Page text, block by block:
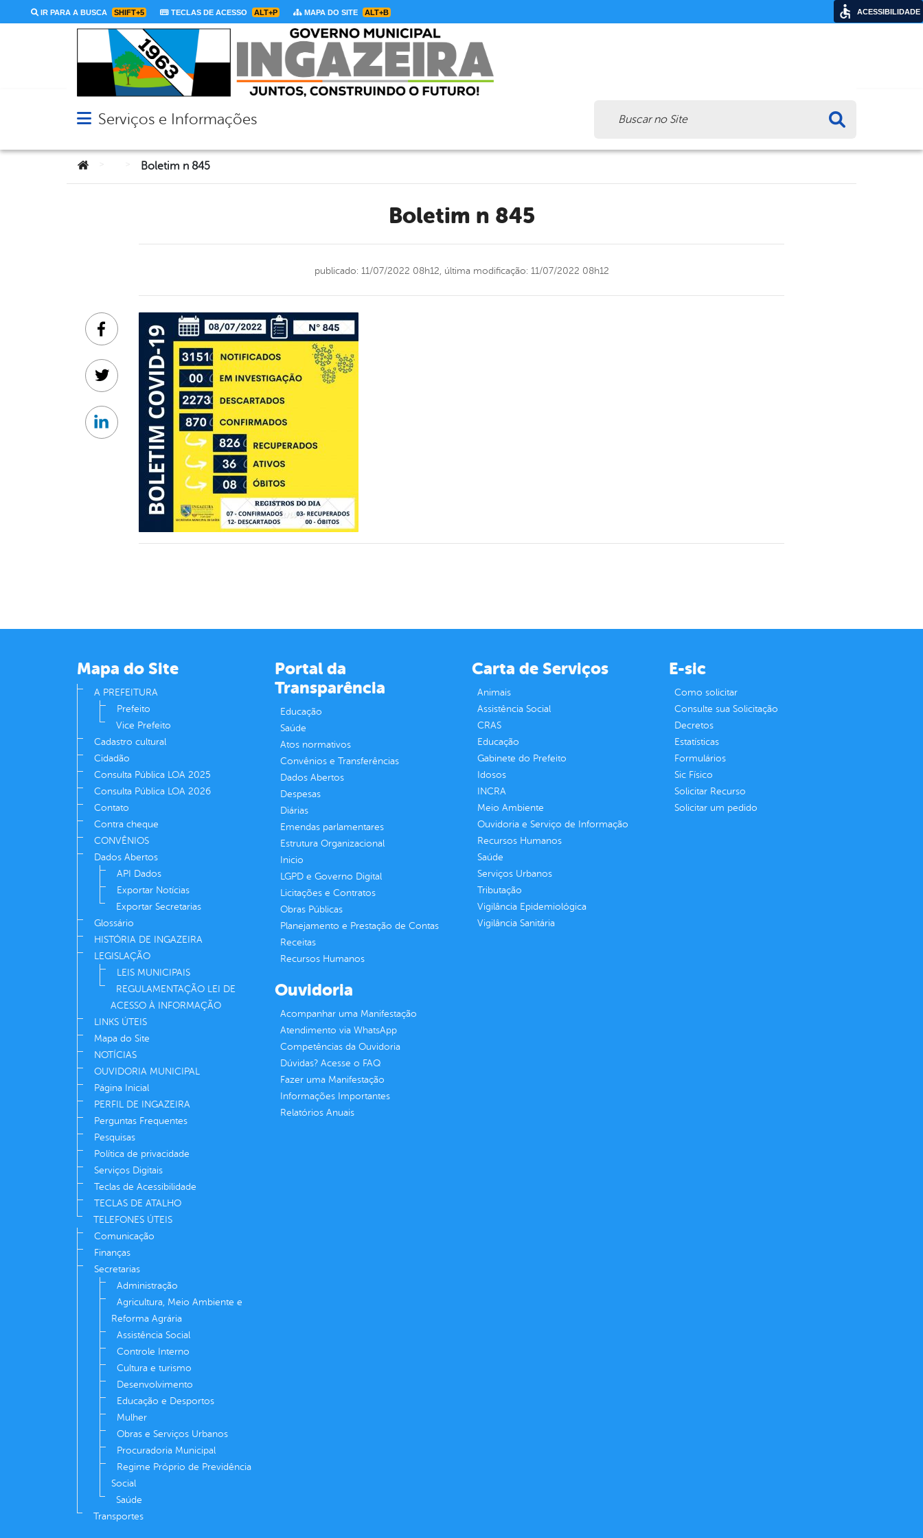
IR PARA A BUSCA SHIFT+5 TECLAS DE ACESSO ALT+P MAPA DO SITE ALT+B
Abrir menu principal de navegação
Serviços e Informações
Você está aqui:Boletim n 845
Boletim n 845
publicado: 11/07/2022 08h12, última modificação: 11/07/2022 08h12
Facebook
Twitter
Linkedin
Mapa do Site
A PREFEITURA
Prefeito
Vice Prefeito
Cadastro cultural
Cidadão
Consulta Pública LOA 2025
Consulta Pública LOA 2026
Contato
Contra cheque
CONVÊNIOS
Dados Abertos
API Dados
Exportar Notícias
Exportar Secretarias
Glossário
HISTÓRIA DE INGAZEIRA
LEGISLAÇÃO
LEIS MUNICIPAIS
REGULAMENTAÇÃO LEI DE
ACESSO À INFORMAÇÃO
LINKS ÚTEIS
Mapa do Site
NOTÍCIAS
OUVIDORIA MUNICIPAL
Página Inicial
PERFIL DE INGAZEIRA
Perguntas Frequentes
Pesquisas
Política de privacidade
Serviços Digitais
Teclas de Acessibilidade
TECLAS DE ATALHO
TELEFONES ÚTEIS
Comunicação
Finanças
Secretarias
Administração
Agricultura, Meio Ambiente e
Reforma Agrária
Assistência Social
Controle Interno
Cultura e turismo
Desenvolvimento
Educação e Desportos
Mulher
Obras e Serviços Urbanos
Procuradoria Municipal
Regime Próprio de Previdência
Social
Saúde
Transportes
Portal da
Transparência
Educação
Saúde
Atos normativos
Convênios e Transferências
Dados Abertos
Despesas
Diárias
Emendas parlamentares
Estrutura Organizacional
Inicio
LGPD e Governo Digital
Licitações e Contratos
Obras Públicas
Planejamento e Prestação de Contas
Receitas
Recursos Humanos
Carta de Serviços
Animais
Assistência Social
CRAS
Educação
Gabinete do Prefeito
Idosos
INCRA
Meio Ambiente
Ouvidoria e Serviço de Informação
Recursos Humanos
Saúde
Serviços Urbanos
Tributação
Vigilância Epidemiológica
Vigilância Sanitária
E-sic
Como solicitar
Consulte sua Solicitação
Decretos
Estatísticas
Formulários
Sic Físico
Solicitar Recurso
Solicitar um pedido
Ouvidoria
Acompanhar uma Manifestação
Atendimento via WhatsApp
Competências da Ouvidoria
Dúvidas? Acesse o FAQ
Fazer uma Manifestação
Informações Importantes
Relatórios Anuais
ACESSIBILIDADE